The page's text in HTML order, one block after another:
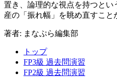
置き、論理的な視点を持つと
産の「振れ幅」を眺め直すこと
著者: まなぷら編集部
トップ
FP3級 過去問演習
FP2級 過去問演習